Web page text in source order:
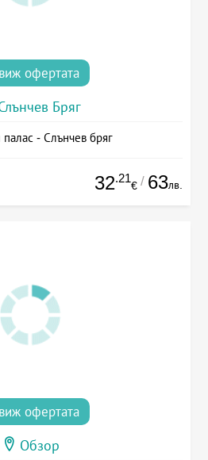
виж офертата
Бряг
- Слънчев бряг
32.21
€ / 63лв.
виж офертата
Обзор